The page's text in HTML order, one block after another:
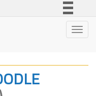
Legislação